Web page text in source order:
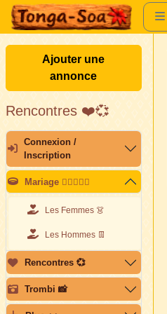
Ajouter une
annonce
Rencontres ❤️💞
Connexion /
Inscription
Mariage 👩🏽‍❤️‍👨🏽
Les Femmes 👗
Les Hommes 👖
Rencontres 💞
Trombi 📸